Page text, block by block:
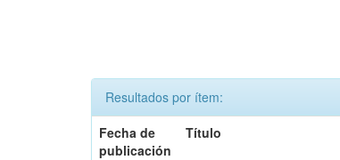
Resultados por ítem:
Fecha de
publicación
Título